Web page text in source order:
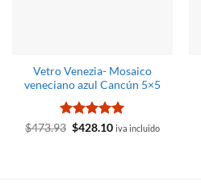
Vetro Venezia- Mosaico
veneciano azul Cancún 5×5
Valorado
$473.93 El
$428.10Eliva incluido